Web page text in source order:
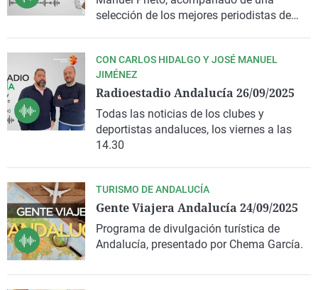
La rosa de los vientos
Gente viajera
Como el perro y el
Caso
Retornados
Equipo de
Operación Viuda
Extremadura
Galicia
La Rioja
Navarra
País Vasco
Virales
Televisión
Elecciones
selección de los mejores periodistas de
CON CARLOS HIDALGO Y JOSÉ MANUEL
JIMÉNEZ
Radioestadio Andalucía 26/09/2025
Todas las noticias de los clubes y
deportistas andaluces, los viernes a las
14.30
TURISMO DE ANDALUCÍA
Gente Viajera Andalucía 24/09/2025
Programa de divulgación turística de
Andalucía, presentado por Chema García.